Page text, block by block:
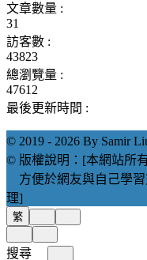
文章數量 :
31
訪客數 :
43823
總瀏覽量 :
47612
最後更新時間 :
© 2019 - 2026 By Samir
© 版權說明：[本網站所
方便於網友與自己學
理]
繁
搜尋